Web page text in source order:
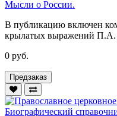
Мысли о России.
В публикацию включен
крылатых выражений П.А.
0 руб.
Предзаказ